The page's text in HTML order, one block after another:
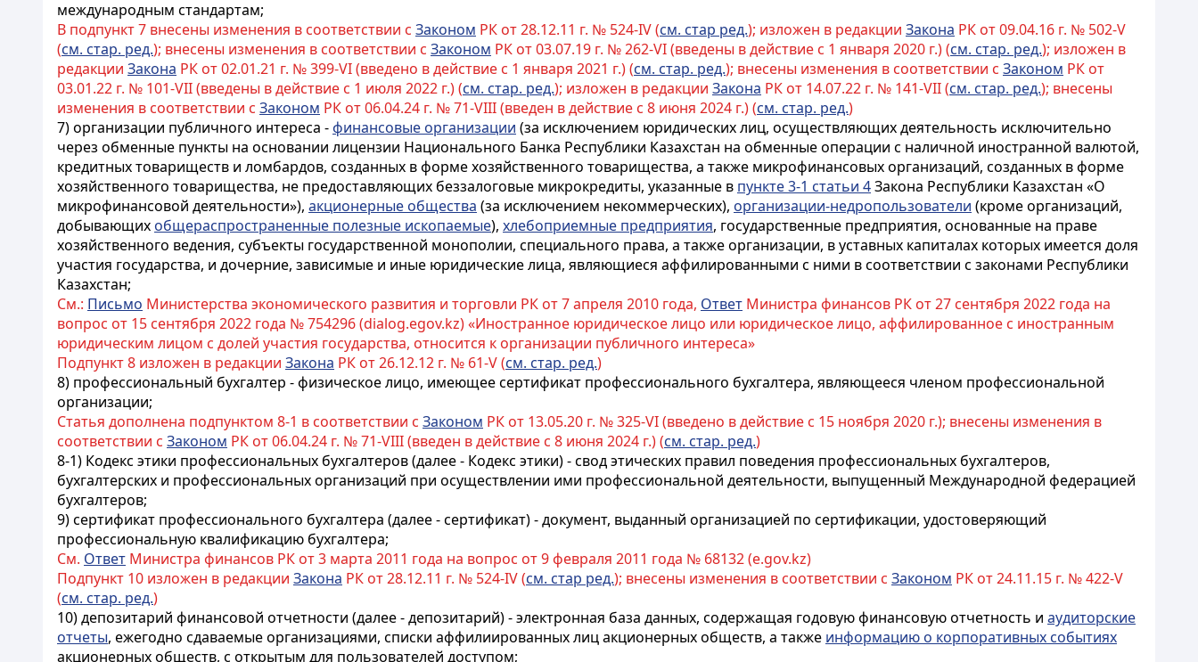
международным стандартам;
В подпункт 7 внесены изменения в соответствии с Законом РК от 28.12.11 г. № 524-IV (см. стар ред.); изложен в редакции Закона РК от 09.04.16 г. № 502-V
(см. стар. ред.); внесены изменения в соответствии с Законом РК от 03.07.19 г. № 262-VI (введены в действие с 1 января 2020 г.) (см. стар. ред.); изложен в
редакции Закона РК от 02.01.21 г. № 399-VI (введено в действие с 1 января 2021 г.) (см. стар. ред.); внесены изменения в соответствии с Законом РК от
03.01.22 г. № 101-VII (введены в действие с 1 июля 2022 г.) (см. стар. ред.); изложен в редакции Закона РК от 14.07.22 г. № 141-VII (см. стар. ред.); внесены
изменения в соответствии с Законом РК от 06.04.24 г. № 71-VIII (введен в действие с 8 июня 2024 г.) (см. стар. ред.)
7) организации публичного интереса -финансовые организации (за исключением юридических лиц, осуществляющих деятельность исключительно
через обменные пункты на основании лицензии Национального Банка Республики Казахстан на обменные операции с наличной иностранной валютой,
кредитных товариществ и ломбардов, созданных в форме хозяйственного товарищества, а также микрофинансовых организаций, созданных в форме
хозяйственного товарищества, не предоставляющих беззалоговые микрокредиты, указанные в пункте 3-1 статьи 4Закона Республики Казахстан «О
микрофинансовой деятельности»), акционерные общества (за исключением некоммерческих), организации-недропользователи (кроме организаций,
добывающих общераспространенные полезные ископаемые), хлебоприемные предприятия, государственные предприятия, основанные на праве
хозяйственного ведения, субъекты государственной монополии, специального права, а также организации, в уставных капиталах которых имеется доля
участия государства, и дочерние, зависимые и иные юридические лица, являющиеся аффилированными с ними в соответствии с законами Республики
Казахстан;
См.: Письмо Министерства экономического развития и торговли РК от 7 апреля 2010 года, Ответ Министра финансов РК от 27 сентября 2022 года на
вопрос от 15 сентября 2022 года № 754296 (dialog.egov.kz) «Иностранное юридическое лицо или юридическое лицо, аффилированное с иностранным
юридическим лицом с долей участия государства, относится к организации публичного интереса»
Подпункт 8 изложен в редакции Закона РК от 26.12.12 г. № 61-V (см. стар. ред.)
8) профессиональный бухгалтер - физическое лицо, имеющее сертификат профессионального бухгалтера, являющееся членом профессиональной
организации;
Статья дополнена подпунктом 8-1 в соответствии с Законом РК от 13.05.20 г. № 325-VI (введено в действие с 15 ноября 2020 г.); внесены изменения в
соответствии с Законом РК от 06.04.24 г. № 71-VIII (введен в действие с 8 июня 2024 г.) (см. стар. ред.)
8-1) Кодекс этики профессиональных бухгалтеров (далее - Кодекс этики) - свод этических правил поведения профессиональных бухгалтеров,
бухгалтерских и профессиональных организаций при осуществлении ими профессиональной деятельности, выпущенный Международной федерацией
бухгалтеров;
9) сертификат профессионального бухгалтера (далее - сертификат) - документ, выданный организацией по сертификации, удостоверяющий
профессиональную квалификацию бухгалтера;
См. Ответ Министра финансов РК от 3 марта 2011 года на вопрос от 9 февраля 2011 года № 68132 (e.gov.kz)
Подпункт 10 изложен в редакции Закона РК от 28.12.11 г. № 524-IV (см. стар ред.); внесены изменения в соответствии с Законом РК от 24.11.15 г. № 422-V
(см. стар. ред.)
10) депозитарий финансовой отчетности (далее - депозитарий) - электронная база данных, содержащая годовую финансовую отчетность и аудиторские
отчеты, ежегодно сдаваемые организациями, списки аффилиированных лиц акционерных обществ, а также информацию о корпоративных событиях
акционерных обществ, с открытым для пользователей доступом;